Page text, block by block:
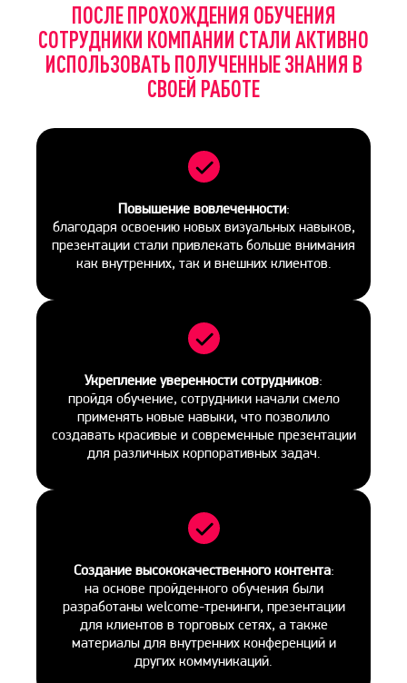
ПОСЛЕ ПРОХОЖДЕНИЯ ОБУЧЕНИЯ
СОТРУДНИКИ КОМПАНИИ СТАЛИ АКТИВНО
ИСПОЛЬЗОВАТЬ ПОЛУЧЕННЫЕ ЗНАНИЯ В
СВОЕЙ РАБОТЕ
Повышение вовлеченности:
благодаря освоению новых визуальных навыков,
презентации стали привлекать больше внимания
как внутренних, так и внешних клиентов.
Укрепление уверенности сотрудников:
пройдя обучение, сотрудники начали смело
применять новые навыки, что позволило
создавать красивые и современные презентации
для различных корпоративных задач.
Создание высококачественного контента:
на основе пройденного обучения были
разработаны welcome-тренинги, презентации
для клиентов в торговых сетях, а также
материалы для внутренних конференций и
других коммуникаций.